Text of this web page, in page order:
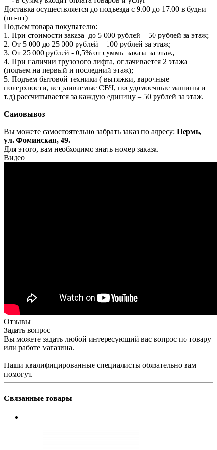
Доставка осуществляется до подъезда с 9.00 до 17.00 в будни
(пн-пт)
Подъем товара покупателю:
1. При стоимости заказа до 5 000 рублей – 50 рублей за этаж;
2. От 5 000 до 25 000 рублей – 100 рублей за этаж;
3. От 25 000 рублей - 0,5% от суммы заказа за этаж;
4. При наличии грузового лифта, оплачивается 2 этажа
(подъем на первый и последний этаж);
5. Подъем бытовой техники ( вытяжки, варочные
поверхности, встраиваемые СВЧ, посудомоечные машины и
т.д) рассчитывается за каждую единицу – 50 рублей за этаж.
Самовывоз
Вы можете самостоятельно забрать заказ по адресу: Пермь,
ул. Фоминская, 49.
Для этого, вам необходимо знать номер заказа.
Видео
Отзывы
Задать вопрос
Вы можете задать любой интересующий вас вопрос по товару
или работе магазина.
Наши квалифицированные специалисты обязательно вам
помогут.
Связанные товары